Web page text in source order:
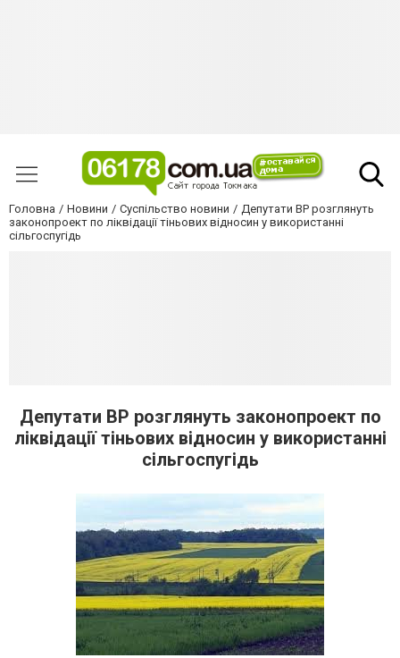
Головна Новини Суспільство новини
Депутати ВР розглянуть
законопроект по ліквідації тіньових відносин у використанні
сільгоспугідь
Депутати ВР розглянуть законопроект по
ліквідації тіньових відносин у використанні
сільгоспугідь